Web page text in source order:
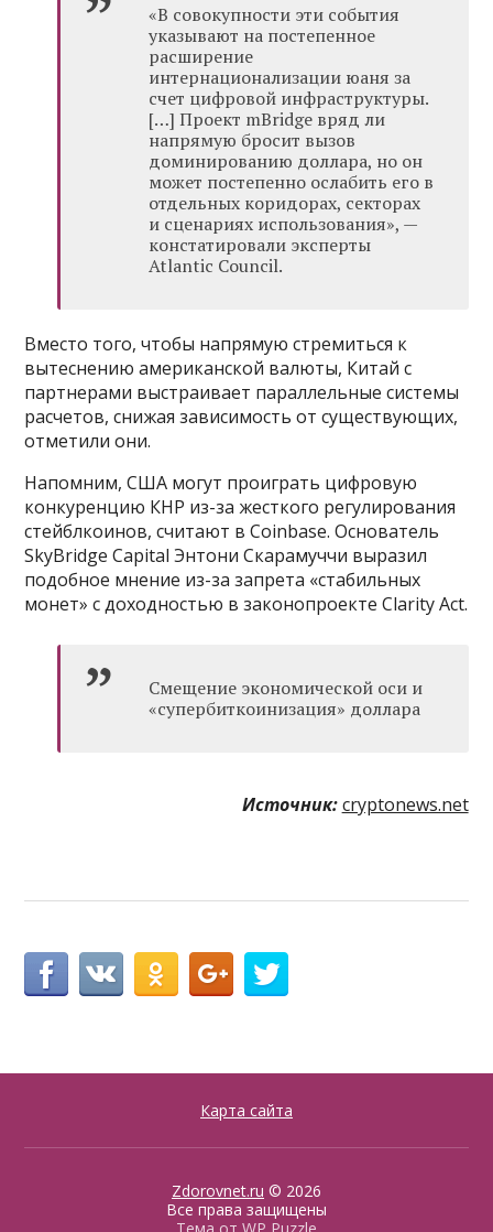
«В совокупности эти события
указывают на постепенное
расширение
интернационализации юаня за
счет цифровой инфраструктуры.
[…] Проект mBridge вряд ли
напрямую бросит вызов
доминированию доллара, но он
может постепенно ослабить его в
отдельных коридорах, секторах
и сценариях использования», —
констатировали эксперты
Atlantic Council.
Вместо того, чтобы напрямую стремиться к
вытеснению американской валюты, Китай с
партнерами выстраивает параллельные системы
расчетов, снижая зависимость от существующих,
отметили они.
Напомним, США могут проиграть цифровую
конкуренцию КНР из-за жесткого регулирования
стейблкоинов, считают в Coinbase. Основатель
SkyBridge Capital Энтони Скарамуччи выразил
подобное мнение из-за запрета «стабильных
монет» с доходностью в законопроекте Clarity Act.
Смещение экономической оси и
«супербиткоинизация» доллара
Источник: cryptonews.net
Карта сайта
Zdorovnet.ru © 2026
Все права защищены